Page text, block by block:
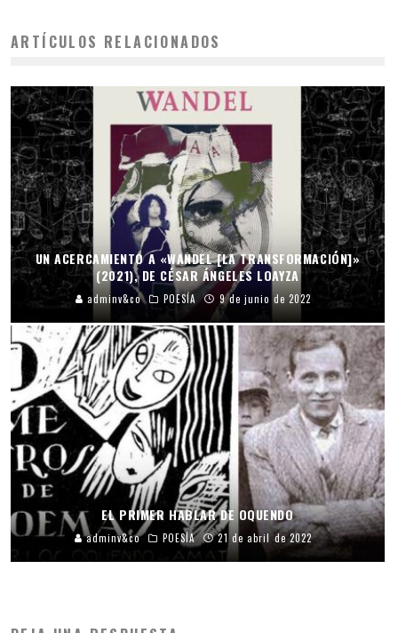
ARTÍCULOS RELACIONADOS
UN ACERCAMIENTO A «WANDEL [LA TRANSFORMACIÓN]»
(2021), DE CÉSAR ÁNGELES LOAYZA
adminv&co POESÍA 9 de junio de 2022
EL PRIMER HABLAR DE OQUENDO
adminv&co POESÍA 21 de abril de 2022